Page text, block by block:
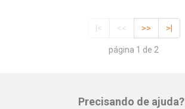
|< << >> >|
página 1 de 2
Precisando de ajuda?